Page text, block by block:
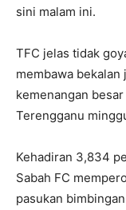
sini malam ini.
TFC jelas tidak
membawa
kemenangan
Terengganu
Kehadiran 3,834
Sabah FC
pasukan